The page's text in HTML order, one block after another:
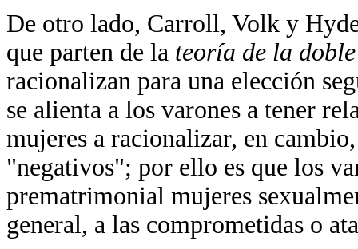
De otro lado, Carroll, Volk y
que parten de la teoría de la
racionalizan para una elección
se alienta a los varones a tener
mujeres a racionalizar, en
"negativos"; por ello es que los
prematrimonial mujeres
general, a las comprometidas o